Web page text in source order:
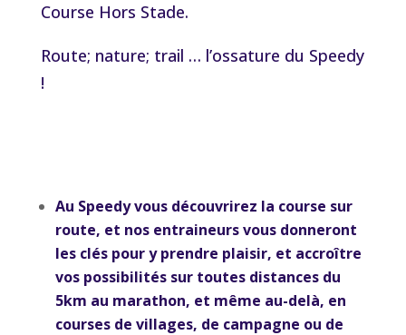
Course Hors Stade.
Route; nature; trail … l’ossature du Speedy
!
Au Speedy vousdécouvrirez la course sur
route, et nos entraineurs vous donneront
les clés pour y prendre plaisir, et accroître
vos possibilités sur toutes distances du
5km au marathon, et même au-delà, en
courses de villages, de campagne ou de